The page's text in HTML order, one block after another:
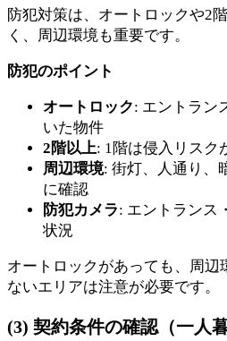
防犯対策は、オートロックや2
く、周辺環境も重要です。
防犯のポイント
オートロック: エントラン
いた物件
2階以上: 1階は侵入リスク
周辺環境: 街灯、人通り、
に確認
防犯カメラ: エントランス
状況
オートロックがあっても、周辺
ないエリアは注意が必要です。
(3) 契約条件の確認（一人